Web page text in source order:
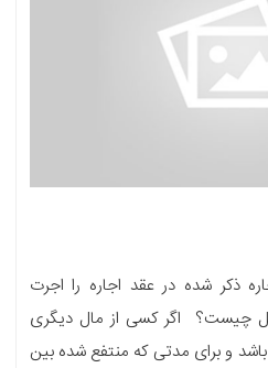
ذکر شده در عقد اجاره را اجرت
چیست؟ اگر کسی از مال دیگری
و برای مدتی که منتفع شده بین